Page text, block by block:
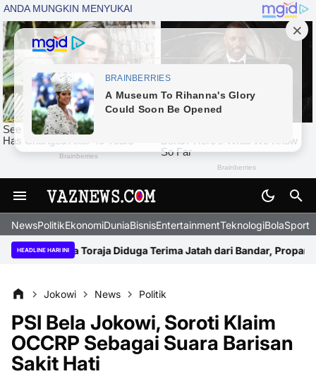
NewsPolitikEkonomiDuniaBisnisEntertainmentTeknologiBolaSport
HEADLINE HARI INI
Toraja Diduga Terima Jatah dari Bandar, Propam Polda
Jokowi News Politik
PSI Bela Jokowi, Soroti Klaim
OCCRP Sebagai Suara Barisan
Sakit Hati